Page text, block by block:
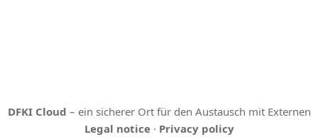
DFKI Cloud – ein sicherer Ort für den Austausch mit Externen
Legal notice· Privacy policy